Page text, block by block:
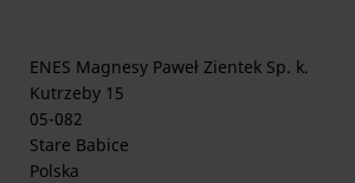
ENES Magnesy Paweł Zientek Sp. k.
Kutrzeby 15
05-082
Stare Babice
Polska